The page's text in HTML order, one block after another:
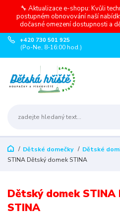
🔧 Aktualizace e-shopu: Kvůli
postupném obnovování naší
dočasné omezení dostupnosti a
+420 730 501 925
(Po-Ne, 8-16:00 hod.)
Dětské domečky Dětské
STINA Dětský domek STINA
Dětský domek
STINA